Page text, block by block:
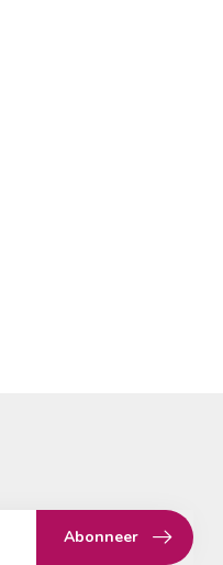
Abonneer